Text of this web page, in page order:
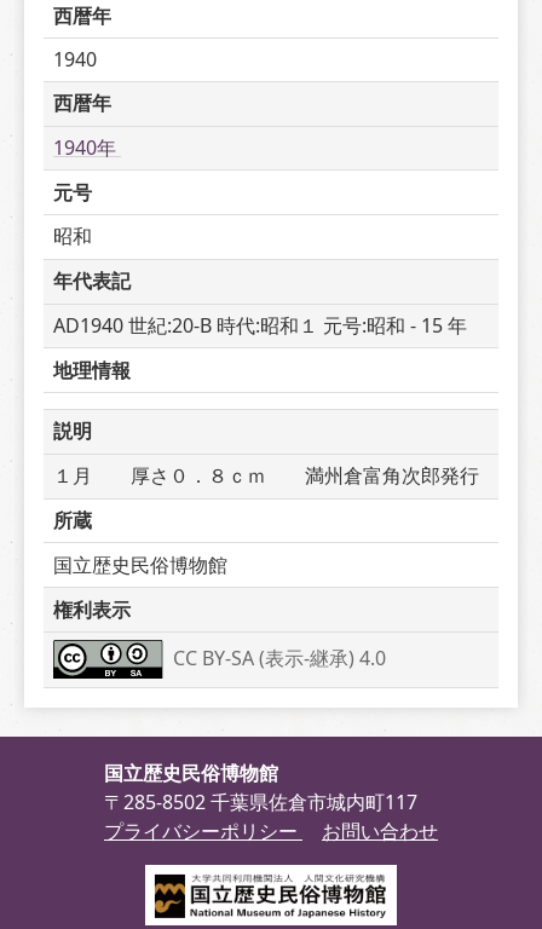
西暦年
1940
西暦年
1940年
元号
昭和
年代表記
AD1940 世紀:20-B 時代:昭和１ 元号:昭和 - 15 年
地理情報
説明
１月　　厚さ０．８ｃｍ　　満州倉富角次郎発行
所蔵
国立歴史民俗博物館
権利表示
CC BY-SA (表示-継承) 4.0
国立歴史民俗博物館
〒285-8502 千葉県佐倉市城内町117
プライバシーポリシー
お問い合わせ